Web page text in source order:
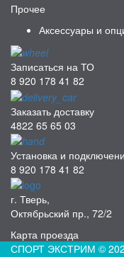
Прочее
Аксессуары и
Записаться на ТО
8 920 178 41 82
Заказать доставку
4822 65 65 03
Установка и
8 920 178 41 82
г. Тверь,
Октябрьский пр., 72/2
Карта проезда
СПОРТ ЭКСТРИМ ©